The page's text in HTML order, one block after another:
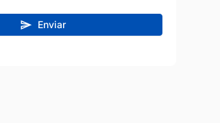
Enviar